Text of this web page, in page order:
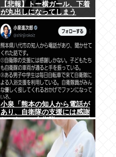
【悲報】トー横ガール、下着
が丸出しになってしまう
www
小泉「熊本の知人から電話が
あり、自衛隊の支援には感謝
しかない、自衛隊のファンが
増えてるとのこと 」